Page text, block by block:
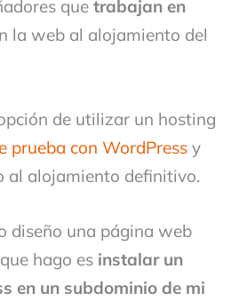
que trabajan en
la web al alojamiento del
de utilizar un hosting
prueba con WordPress y
al alojamiento definitivo.
diseño una página web
hago es instalar un
en un subdominio de mi